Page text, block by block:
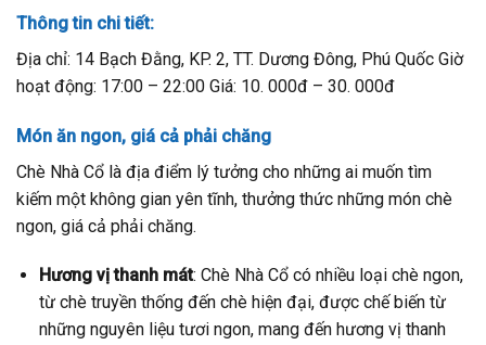
Thông tin chi tiết:
Địa chỉ: 14 Bạch Đằng, KP. 2, TT. Dương Đông, Phú Quốc Giờ
hoạt động: 17:00 – 22:00 Giá: 10. 000đ – 30. 000đ
Món ăn ngon, giá cả phải chăng
Chè Nhà Cổ là địa điểm lý tưởng cho những ai muốn tìm
kiếm một không gian yên tĩnh, thưởng thức những món chè
ngon, giá cả phải chăng.
Hương vị thanh mát: Chè Nhà Cổ có nhiều loại chè ngon,
từ chè truyền thống đến chè hiện đại, được chế biến từ
những nguyên liệu tươi ngon, mang đến hương vị thanh